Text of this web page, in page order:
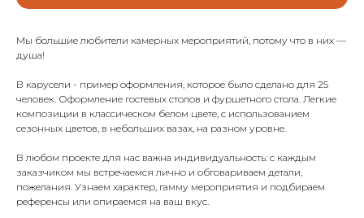
Мы большие любители камерных мероприятий, потому что в них —
душа!
В карусели - пример оформления, которое было сделано для 25
человек. Оформление гостевых столов и фуршетного стола. Легкие
композиции в классическом белом цвете, с использованием
сезонных цветов, в небольших вазах, на разном уровне.
В любом проекте для нас важна индивидуальность: с каждым
заказчиком мы встречаемся лично и обговариваем детали,
пожелания. Узнаем характер, гамму мероприятия и подбираем
референсы или опираемся на ваш вкус.